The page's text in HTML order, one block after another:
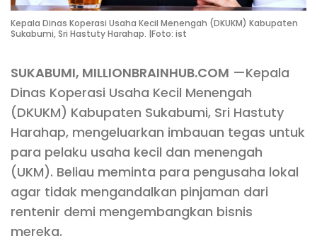
Kepala Dinas Koperasi Usaha Kecil Menengah (DKUKM) Kabupaten
Sukabumi, Sri Hastuty Harahap. |Foto: ist
SUKABUMI, MILLIONBRAINHUB.COM —Kepala
Dinas Koperasi Usaha Kecil Menengah
(DKUKM) Kabupaten Sukabumi, Sri Hastuty
Harahap, mengeluarkan imbauan tegas untuk
para pelaku usaha kecil dan menengah
(UKM). Beliau meminta para pengusaha lokal
agar tidak mengandalkan pinjaman dari
rentenir demi mengembangkan bisnis
mereka.